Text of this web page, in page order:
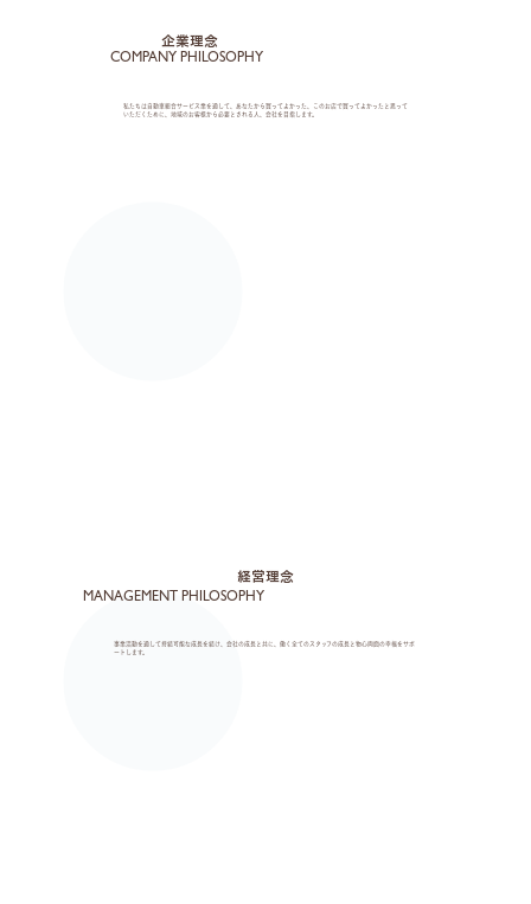
企業理念
COMPANY PHILOSOPHY
私たちは自動車総合サービス業を通して、あなたから買ってよかった、このお店で買ってよかったと思って
いただくために、地域のお客様から必要とされる人、会社を目指します。
経営理念
MANAGEMENT PHILOSOPHY
事業活動を通して持続可能な成長を続け、会社の成長と共に、働く全てのスタッフの成長と物心両面の幸福をサポ
ートします。